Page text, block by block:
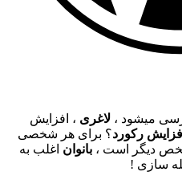
میشود ، لاغری ، افزایش
افزایش رکورد؟ برای هر شخصی
شخص دیگر است ، بانوان اغلب به
سازی !